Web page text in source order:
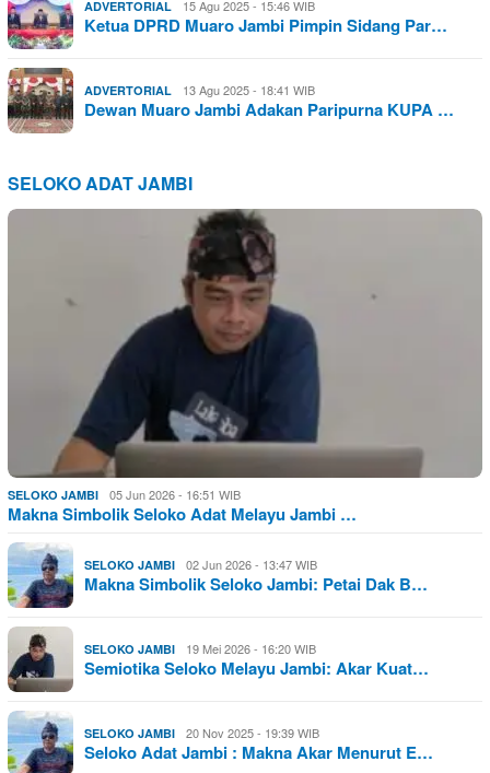
ADVERTORIAL 15 Agu 2025 - 15:46 WIB
Ketua DPRD Muaro Jambi Pimpin Sidang Par…
ADVERTORIAL 13 Agu 2025 - 18:41 WIB
Dewan Muaro Jambi Adakan Paripurna KUPA …
SELOKO ADAT JAMBI
SELOKO JAMBI 05 Jun 2026 - 16:51 WIB
Makna Simbolik Seloko Adat Melayu Jambi …
SELOKO JAMBI 02 Jun 2026 - 13:47 WIB
Makna Simbolik Seloko Jambi: Petai Dak B…
SELOKO JAMBI 19 Mei 2026 - 16:20 WIB
Semiotika Seloko Melayu Jambi: Akar Kuat…
SELOKO JAMBI 20 Nov 2025 - 19:39 WIB
Seloko Adat Jambi : Makna Akar Menurut E…